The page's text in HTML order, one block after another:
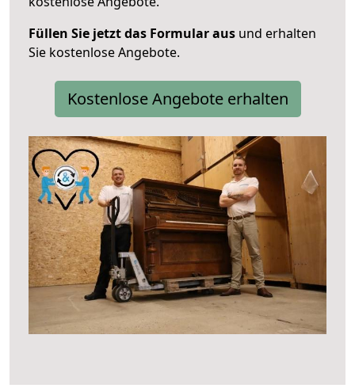
Füllen Sie jetzt das Formular aus und erhalten
Sie kostenlose Angebote.
Kostenlose Angebote erhalten